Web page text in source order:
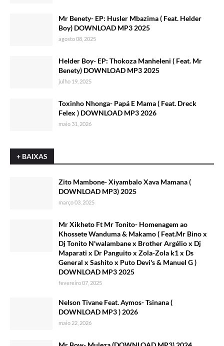
Mr Benety- EP: Husler Mbazima ( Feat. Helder
Boy) DOWNLOAD MP3 2025
agosto 08, 2025
Helder Boy- EP: Thokoza Manheleni ( Feat. Mr
Benety) DOWNLOAD MP3 2025
julho 19, 2025
Toxinho Nhonga- Papá E Mama ( Feat. Dreck
Felex ) DOWNLOAD MP3 2026
maio 31, 2026
+ BAIXAS
Zito Mambone- Xiyambalo Xava Mamana (
DOWNLOAD MP3) 2025
março 03, 2025
Mr Xikheto Ft Mr Tonito- Homenagem ao
Khossete Wanduma & Makamo ( Feat.Mr Bino x
Dj Tonito N'walambane x Brother Argélio x Dj
Maparati x Dr Panguito x Zola-Zola k1 x Ds
General x Sashito x Puto Devi's & Manuel G )
DOWNLOAD MP3 2025
fevereiro 07, 2025
Nelson Tivane Feat. Aymos- Tsinana (
DOWNLOAD MP3 ) 2026
maio 22, 2026